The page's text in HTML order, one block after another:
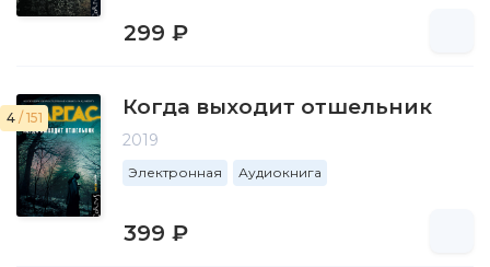
299 ₽
4 / 151 Когда выходит отшельник
2019
Электронная Аудиокнига
399 ₽